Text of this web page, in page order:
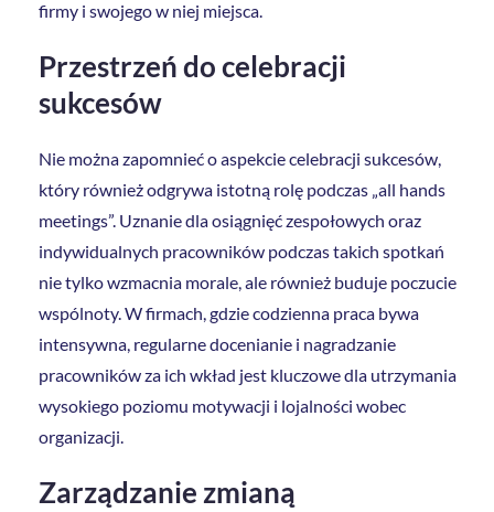
firmy i swojego w niej miejsca.
Przestrzeń do celebracji
sukcesów
Nie można zapomnieć o aspekcie celebracji sukcesów,
który również odgrywa istotną rolę podczas „all hands
meetings”. Uznanie dla osiągnięć zespołowych oraz
indywidualnych pracowników podczas takich spotkań
nie tylko wzmacnia morale, ale również buduje poczucie
wspólnoty. W firmach, gdzie codzienna praca bywa
intensywna, regularne docenianie i nagradzanie
pracowników za ich wkład jest kluczowe dla utrzymania
wysokiego poziomu motywacji i lojalności wobec
organizacji.
Zarządzanie zmianą